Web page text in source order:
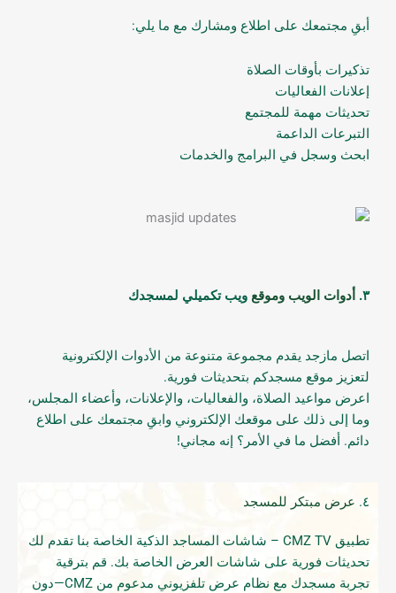
أبقِ مجتمعك على اطلاع ومشارك مع ما يلي:
تذكيرات بأوقات الصلاة
إعلانات الفعاليات
تحديثات مهمة للمجتمع
التبرعات الداعمة
ابحث وسجل في البرامج والخدمات
٣. أدوات الويب وموقع ويب تكميلي لمسجدك
اتصل مازجد يقدم مجموعة متنوعة من الأدوات الإلكترونية
لتعزيز موقع مسجدكم بتحديثات فورية.
اعرض مواعيد الصلاة، والفعاليات، والإعلانات، وأعضاء المجلس،
وما إلى ذلك على موقعك الإلكتروني وابقِ مجتمعك على اطلاع
دائم. أفضل ما في الأمر؟ إنه مجاني!
٤. عرض مبتكر للمسجد
تطبيق CMZ TV – شاشات المساجد الذكية الخاصة بنا تقدم لك
تحديثات فورية على شاشات العرض الخاصة بك. قم بترقية
تجربة مسجدك مع نظام عرض تلفزيوني مدعوم من CMZ—دون